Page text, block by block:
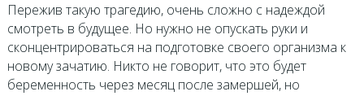
Пережив такую трагедию, очень сложно с надеждой
смотреть в будущее. Но нужно не опускать руки и
сконцентрироваться на подготовке своего организма к
новому зачатию. Никто не говорит, что это будет
беременность через месяц после замершей, но